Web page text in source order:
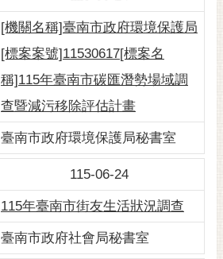
[機關名稱]臺南市政府環境保護局
[標案案號]11530617[標案名
稱]115年臺南市碳匯潛勢場域調
查暨減污移除評估計畫
臺南市政府環境保護局秘書室
115-06-24
115年臺南市街友生活狀況調查
臺南市政府社會局秘書室